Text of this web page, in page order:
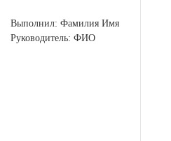
Выполнил: Фамилия Имя
Руководитель: ФИО